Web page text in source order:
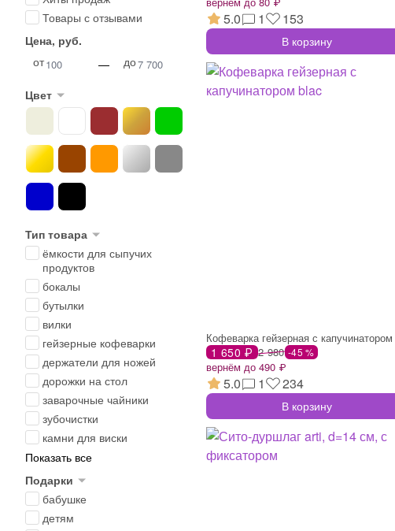
Товары с отзывами
Цена, руб.
от
— до
Цвет
Тип товара
ёмкости для сыпучих
продуктов
бокалы
бутылки
вилки
гейзерные кофеварки
держатели для ножей
дорожки на стол
заварочные чайники
зубочистки
камни для виски
Показать все
Подарки
бабушке
детям
5.0 1 153
В корзину
1 650 ₽ 2 980 -45 %
вернём до 490 ₽
5.0 1 234
В корзину